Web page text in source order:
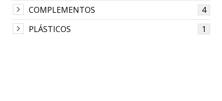
COMPLEMENTOS
4
PLÁSTICOS
1